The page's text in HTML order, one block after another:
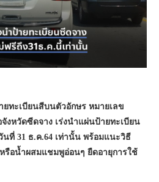
ยทะเบียนสีบนตัวอักษร หมายเลข
งหวัดซีดจาง เร่งนำแผ่นป้ายทะเบียน
นที่ 31 ธ.ค.64 เท่านั้น พร้อมแนะวิธี
รือน้ำผสมแชมพูอ่อนๆ ยืดอายุการใช้